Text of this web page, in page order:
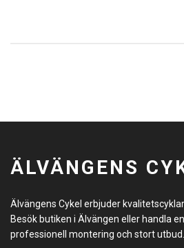
ÄLVÄNGENS
Älvängens Cykel erbjuder
Besök butiken i Älvängen eller handla
professionell montering och stort utbud.